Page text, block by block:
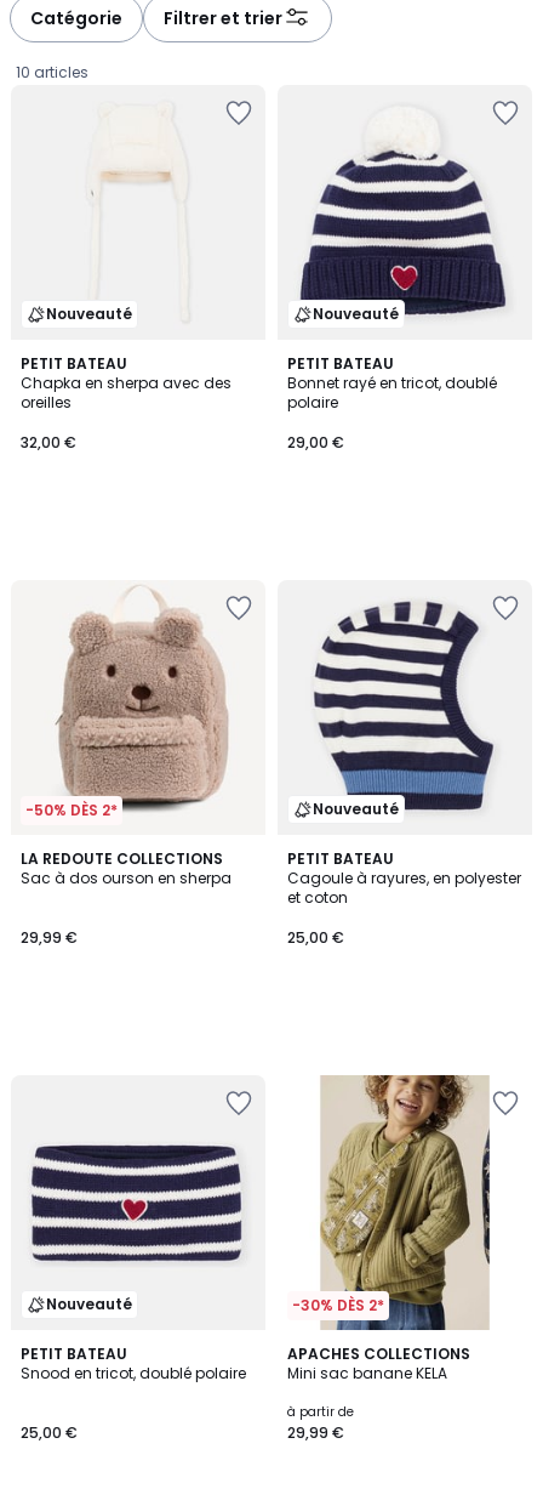
Catégorie Filtrer et trier
10 articles
Nouveauté
PETIT BATEAU
Chapka en sherpa avec des
oreilles
€.
32,00 €
Nouveauté
PETIT BATEAU
Bonnet rayé en tricot, doublé
polaire
29,00 €
-50% DÈS 2*
LA REDOUTE COLLECTIONS
Sac à dos ourson en sherpa
29,99 €
Nouveauté
PETIT BATEAU
Cagoule à rayures, en polyester
et coton
25,00 €
Nouveauté
PETIT BATEAU
Snood en tricot, doublé polaire
25,00 €
-30% DÈS 2*
APACHES COLLECTIONS
Mini sac banane KELA
à partir de
29,99 €
2
Couleurs